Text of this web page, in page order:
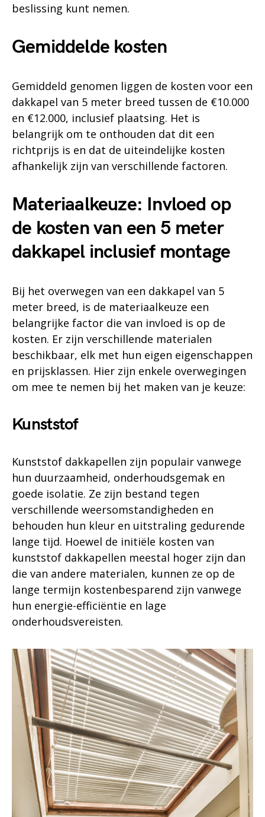
beslissing kunt nemen.
Gemiddelde kosten
Gemiddeld genomen liggen de kosten voor een
dakkapel van 5 meter breed tussen de €10.000
en €12.000, inclusief plaatsing. Het is
belangrijk om te onthouden dat dit een
richtprijs is en dat de uiteindelijke kosten
afhankelijk zijn van verschillende factoren.
Materiaalkeuze: Invloed op
de kosten van een 5 meter
dakkapel inclusief montage
Bij het overwegen van een dakkapel van 5
meter breed, is de materiaalkeuze een
belangrijke factor die van invloed is op de
kosten. Er zijn verschillende materialen
beschikbaar, elk met hun eigen eigenschappen
en prijsklassen. Hier zijn enkele overwegingen
om mee te nemen bij het maken van je keuze:
Kunststof
Kunststof dakkapellen zijn populair vanwege
hun duurzaamheid, onderhoudsgemak en
goede isolatie. Ze zijn bestand tegen
verschillende weersomstandigheden en
behouden hun kleur en uitstraling gedurende
lange tijd. Hoewel de initiële kosten van
kunststof dakkapellen meestal hoger zijn dan
die van andere materialen, kunnen ze op de
lange termijn kostenbesparend zijn vanwege
hun energie-efficiëntie en lage
onderhoudsvereisten.